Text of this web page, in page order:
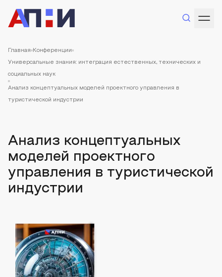
Главная Конференции
Универсальные знания: интеграция естественных, технических и
социальных наук
Анализ концептуальных моделей проектного управления в
туристической индустрии
Анализ концептуальных
моделей проектного
управления в туристической
индустрии